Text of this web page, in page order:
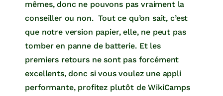
mêmes, donc ne pouvons pas vraiment la
conseiller ou non. Tout ce qu’on sait, c’est
que notre version papier, elle, ne peut pas
tomber en panne de batterie. Et les
premiers retours ne sont pas forcément
excellents, donc si vous voulez une appli
performante, profitez plutôt de WikiCamps